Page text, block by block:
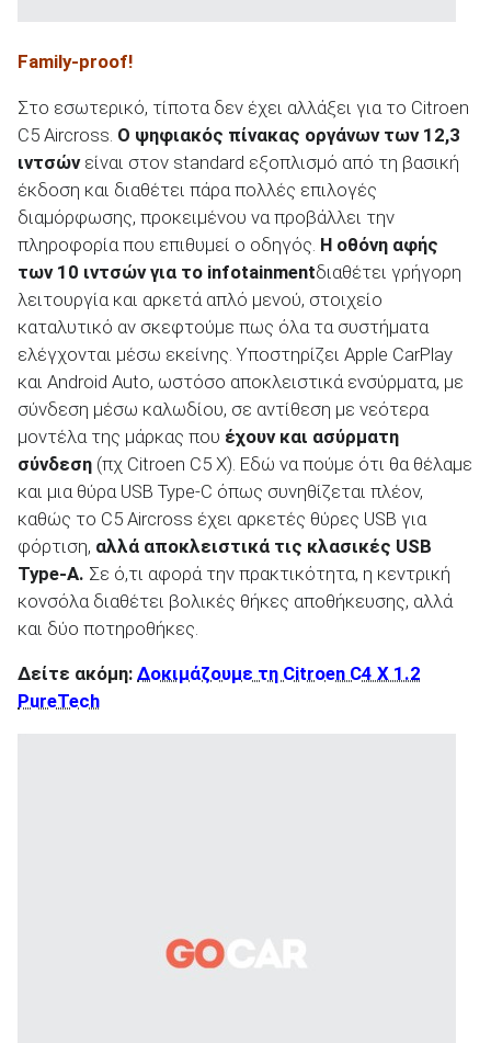
Family-proof!
Στο εσωτερικό, τίποτα δεν έχει αλλάξει για το Citroen
C5 Aircross. Ο ψηφιακός πίνακας οργάνων των 12,3
ιντσώνείναι στον standard εξοπλισμό από τη βασική
έκδοση και διαθέτει πάρα πολλές επιλογές
διαμόρφωσης, προκειμένου να προβάλλει την
πληροφορία που επιθυμεί ο οδηγός. Η οθόνη αφής
των 10 ιντσών για το infotainmentδιαθέτει γρήγορη
λειτουργία και αρκετά απλό μενού, στοιχείο
καταλυτικό αν σκεφτούμε πως όλα τα συστήματα
ελέγχονται μέσω εκείνης. Υποστηρίζει Apple CarPlay
και Android Auto, ωστόσο αποκλειστικά ενσύρματα, με
σύνδεση μέσω καλωδίου, σε αντίθεση με νεότερα
μοντέλα της μάρκας που έχουν και ασύρματη
σύνδεση (πχ Citroen C5 X). Εδώ να πούμε ότι θα θέλαμε
και μια θύρα USB Type-C όπως συνηθίζεται πλέον,
καθώς το C5 Aircross έχει αρκετές θύρες USB για
φόρτιση, αλλά αποκλειστικά τις κλασικές USB
Type-A. Σε ό,τι αφορά την πρακτικότητα, η κεντρική
κονσόλα διαθέτει βολικές θήκες αποθήκευσης, αλλά
και δύο ποτηροθήκες.
Δείτε ακόμη: Δοκιμάζουμε τη Citroen C4 X 1.2
PureTech